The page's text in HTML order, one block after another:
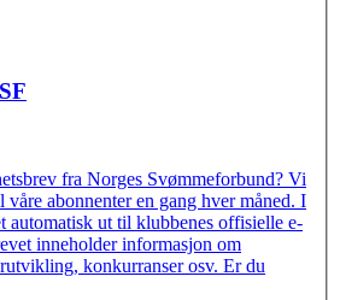
fra Norges Svømmeforbund? Vi
våre abonnenter en gang hver måned. I
automatisk ut til klubbenes offisielle e-
inneholder informasjon om
konkurranser osv. Er du